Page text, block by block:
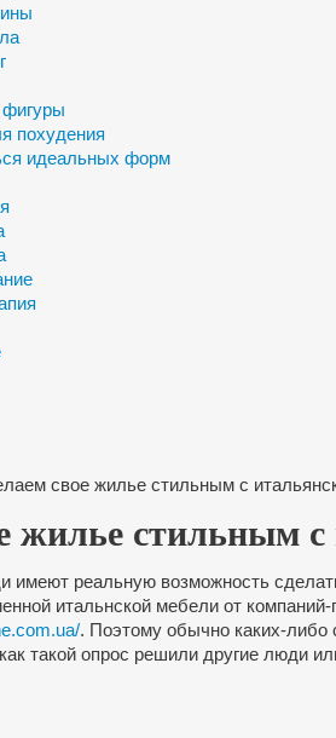
фигуры
похудения
идеальных форм
свое жилье стильным с
жилье стильным
имеют реальную возможность
итальнской мебели от
. Поэтому обычно каких-либо
такой опрос решили другие люди